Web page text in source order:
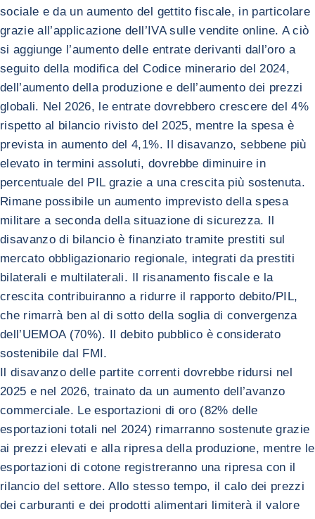
sociale e da un aumento del gettito fiscale, in particolare
grazie all’applicazione dell’IVA sulle vendite online. A ciò
si aggiunge l’aumento delle entrate derivanti dall’oro a
seguito della modifica del Codice minerario del 2024,
dell’aumento della produzione e dell’aumento dei prezzi
globali. Nel 2026, le entrate dovrebbero crescere del 4%
rispetto al bilancio rivisto del 2025, mentre la spesa è
prevista in aumento del 4,1%. Il disavanzo, sebbene più
elevato in termini assoluti, dovrebbe diminuire in
percentuale del PIL grazie a una crescita più sostenuta.
Rimane possibile un aumento imprevisto della spesa
militare a seconda della situazione di sicurezza. Il
disavanzo di bilancio è finanziato tramite prestiti sul
mercato obbligazionario regionale, integrati da prestiti
bilaterali e multilaterali. Il risanamento fiscale e la
crescita contribuiranno a ridurre il rapporto debito/PIL,
che rimarrà ben al di sotto della soglia di convergenza
dell’UEMOA (70%). Il debito pubblico è considerato
sostenibile dal FMI.
Il disavanzo delle partite correnti dovrebbe ridursi nel
2025 e nel 2026, trainato da un aumento dell’avanzo
commerciale. Le esportazioni di oro (82% delle
esportazioni totali nel 2024) rimarranno sostenute grazie
ai prezzi elevati e alla ripresa della produzione, mentre le
esportazioni di cotone registreranno una ripresa con il
rilancio del settore. Allo stesso tempo, il calo dei prezzi
dei carburanti e dei prodotti alimentari limiterà il valore